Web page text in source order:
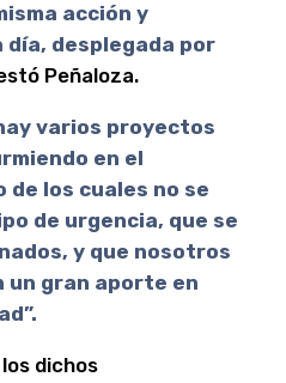
acción y
día, desplegada por
Peñaloza.
varios proyectos
en el
de los cuales no se
de urgencia, que se
y que nosotros
un gran aporte en
dichos